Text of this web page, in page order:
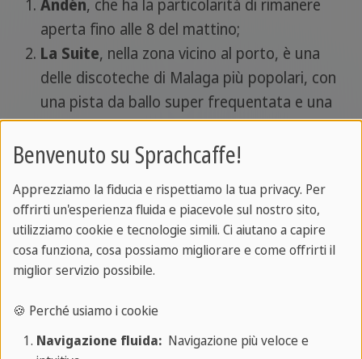
Andén, che ha la particolarità di rimanere
aperta fino alle 8 del mattino;
La Suite, nella zona vicino al porto, è una
delle discoteche di Malaga più popolari, con
una pista da ballo super frequentata e una
selezione musicale tra le più variegate, in
grado di accontentare i gusti di tutti;
, rinomata discoteca per la sua
atmosfera elettrica ed elettrizzante.
Altrimenti, puoi trascorrere la tua serata in un
modo più tranquillo, ma sempre senza rinunciare
in uno dei tanti pub che la città di Malaga offre.
Tra questi, i più imperdibili sono di certo:
Benvenuto su Sprachcaffe!
Apprezziamo la fiducia e rispettiamo la tua privacy. Per
offrirti un'esperienza fluida e piacevole sul nostro sito,
utilizziamo cookie e tecnologie simili. Ci aiutano a capire
cosa funziona, cosa possiamo migliorare e come offrirti il
miglior servizio possibile.
🍪 Perché usiamo i cookie
Navigazione fluida:Navigazione più veloce e